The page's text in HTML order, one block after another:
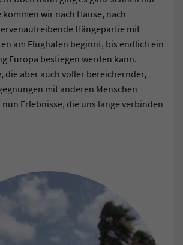
wir nach Hause, nach
Hängepartie mit
am Flughafen beginnt, bis endlich ein
Europa bestiegen werden kann.
die aber auch voller bereichernder,
mit anderen Menschen
Erlebnisse, die uns lange verbinden